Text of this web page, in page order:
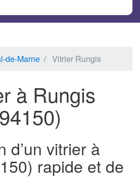
de-Marne Vitrier Rungis
à Rungis
d’un vitrier à
rapide et de